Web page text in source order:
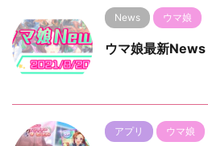
News ウマ娘
ウマ娘最新
アプリ ウマ娘